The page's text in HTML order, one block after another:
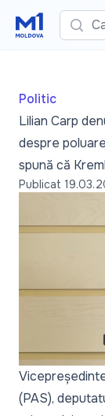
Caută
Politic
Lilian Carp
despre
spună că
Publicat
(PAS),